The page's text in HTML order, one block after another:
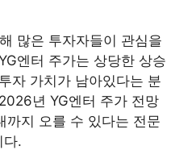
많은 투자자들이 관심을
엔터 주가는 상당한 상승
자 가치가 남아있다는 분
년 YG엔터 주가 전망
까지 오를 수 있다는 전문
다.